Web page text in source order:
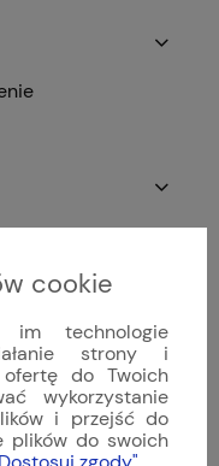
cookie
technologie
strony i
do Twoich
wykorzystanie
i przejść do
plików do swoich